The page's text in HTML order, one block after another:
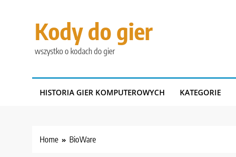
Kody do gier
wszystko o kodach do gier
HISTORIA GIER KOMPUTEROWYCH KATEGORIE
Home BioWare